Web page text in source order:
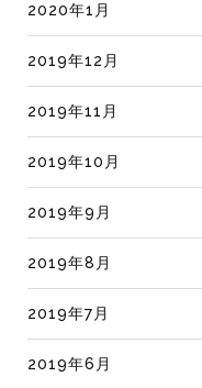
2020年1月
2019年12月
2019年11月
2019年10月
2019年9月
2019年8月
2019年7月
2019年6月